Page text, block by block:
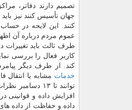
تصمیم دارند دفاتر،
جهان تأسیس کنند نیز
کنند. این لایحه در
عموم مردم درباره آن
کاربر فعال را بررسی
کند. از طرف دیگر
خدمات مشابه یا
توانند تا ۱۳
افزایش داده و قوانینی
داده و حفاظت از داده